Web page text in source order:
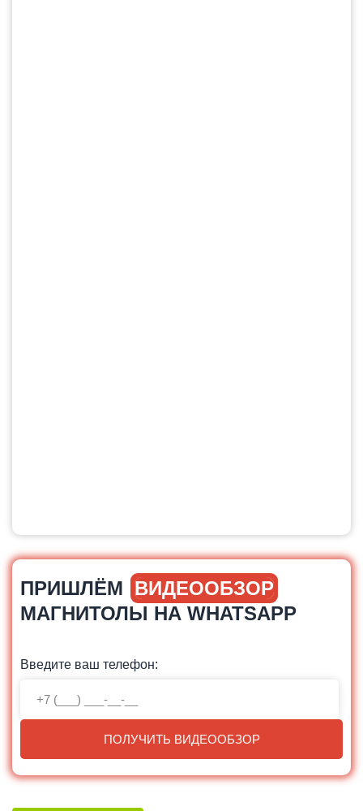
ПРИШЛЁМ ВИДЕООБЗОР
МАГНИТОЛЫ НА WHATSAPP
Введите ваш телефон:
ПОЛУЧИТЬ ВИДЕООБЗОР